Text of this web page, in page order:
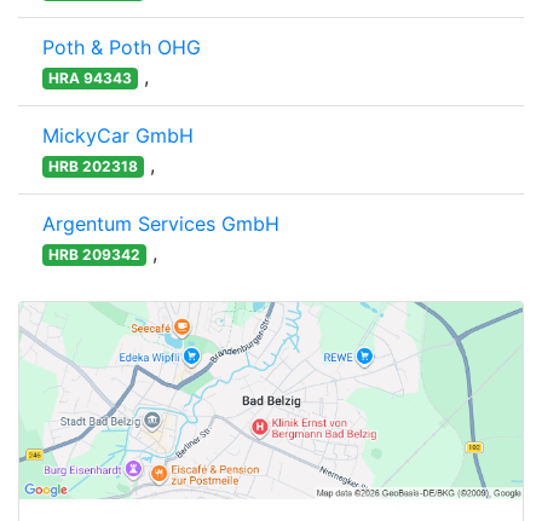
Poth & Poth OHG
HRA 94343 ,
MickyCar GmbH
HRB 202318 ,
Argentum Services GmbH
HRB 209342 ,